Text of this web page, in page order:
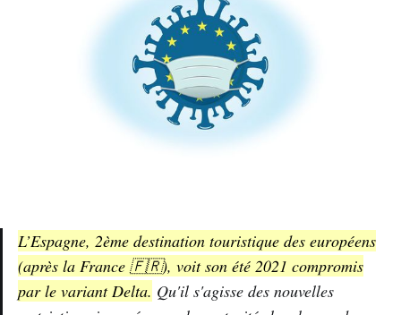
L’Espagne, 2ème destination touristique des européens
(après la France 🇫🇷), voit son été 2021 compromis
par le variant Delta. Qu'il s'agisse des nouvelles